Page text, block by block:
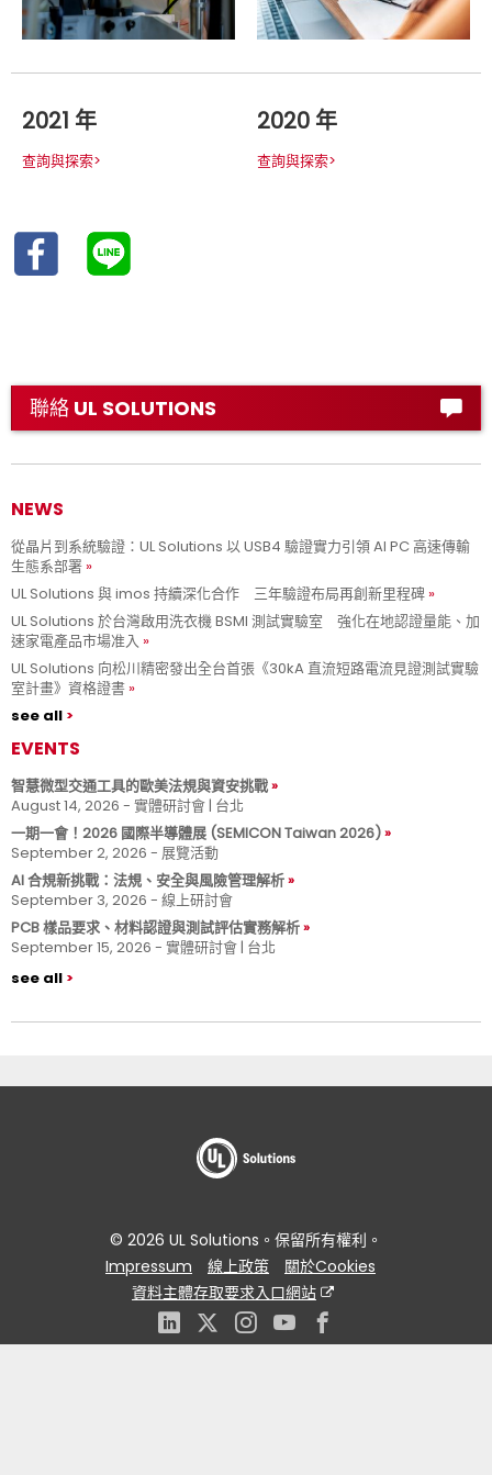
2021 年
查詢與探索>
2020 年
查詢與探索>
聯絡 UL SOLUTIONS
NEWS
從晶片到系統驗證：UL Solutions 以 USB4 驗證實力引領 AI PC 高速傳輸
生態系部署
UL Solutions 與 imos 持續深化合作 三年驗證布局再創新里程碑
UL Solutions 於台灣啟用洗衣機 BSMI 測試實驗室 強化在地認證量能、加
速家電產品市場准入
UL Solutions 向松川精密發出全台首張《30kA 直流短路電流見證測試實驗
室計畫》資格證書
see all
EVENTS
智慧微型交通工具的歐美法規與資安挑戰
August 14, 2026 - 實體研討會 | 台北
一期一會！2026 國際半導體展 (SEMICON Taiwan 2026)
September 2, 2026 - 展覽活動
AI 合規新挑戰：法規、安全與風險管理解析
September 3, 2026 - 線上研討會
PCB 樣品要求、材料認證與測試評估實務解析
September 15, 2026 - 實體研討會 | 台北
see all
© 2026 UL Solutions。保留所有權利。
Impressum
線上政策
關於Cookies
資料主體存取要求入口網站